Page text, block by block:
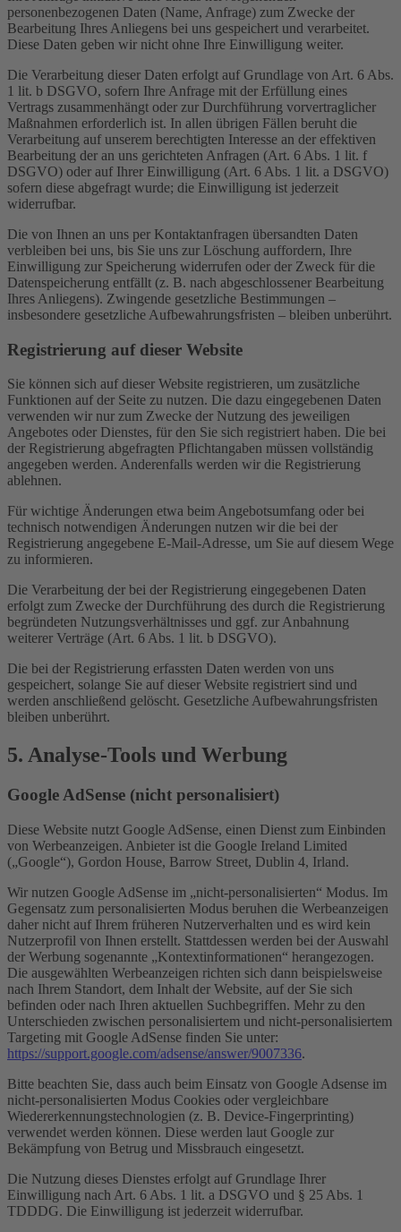
personenbezogenen Daten (Name, Anfrage) zum Zwecke der
Bearbeitung Ihres Anliegens bei uns gespeichert und verarbeitet.
Diese Daten geben wir nicht ohne Ihre Einwilligung weiter.
Die Verarbeitung dieser Daten erfolgt auf Grundlage von Art. 6 Abs.
1 lit. b DSGVO, sofern Ihre Anfrage mit der Erfüllung eines
Vertrags zusammenhängt oder zur Durchführung vorvertraglicher
Maßnahmen erforderlich ist. In allen übrigen Fällen beruht die
Verarbeitung auf unserem berechtigten Interesse an der effektiven
Bearbeitung der an uns gerichteten Anfragen (Art. 6 Abs. 1 lit. f
DSGVO) oder auf Ihrer Einwilligung (Art. 6 Abs. 1 lit. a DSGVO)
sofern diese abgefragt wurde; die Einwilligung ist jederzeit
widerrufbar.
Die von Ihnen an uns per Kontaktanfragen übersandten Daten
verbleiben bei uns, bis Sie uns zur Löschung auffordern, Ihre
Einwilligung zur Speicherung widerrufen oder der Zweck für die
Datenspeicherung entfällt (z. B. nach abgeschlossener Bearbeitung
Ihres Anliegens). Zwingende gesetzliche Bestimmungen –
insbesondere gesetzliche Aufbewahrungsfristen – bleiben unberührt.
Registrierung auf dieser Website
Sie können sich auf dieser Website registrieren, um zusätzliche
Funktionen auf der Seite zu nutzen. Die dazu eingegebenen Daten
verwenden wir nur zum Zwecke der Nutzung des jeweiligen
Angebotes oder Dienstes, für den Sie sich registriert haben. Die bei
der Registrierung abgefragten Pflichtangaben müssen vollständig
angegeben werden. Anderenfalls werden wir die Registrierung
ablehnen.
Für wichtige Änderungen etwa beim Angebotsumfang oder bei
technisch notwendigen Änderungen nutzen wir die bei der
Registrierung angegebene E-Mail-Adresse, um Sie auf diesem Wege
zu informieren.
Die Verarbeitung der bei der Registrierung eingegebenen Daten
erfolgt zum Zwecke der Durchführung des durch die Registrierung
begründeten Nutzungsverhältnisses und ggf. zur Anbahnung
weiterer Verträge (Art. 6 Abs. 1 lit. b DSGVO).
Die bei der Registrierung erfassten Daten werden von uns
gespeichert, solange Sie auf dieser Website registriert sind und
werden anschließend gelöscht. Gesetzliche Aufbewahrungsfristen
bleiben unberührt.
5. Analyse-Tools und Werbung
Google AdSense (nicht personalisiert)
Diese Website nutzt Google AdSense, einen Dienst zum Einbinden
von Werbeanzeigen. Anbieter ist die Google Ireland Limited
(„Google“), Gordon House, Barrow Street, Dublin 4, Irland.
Wir nutzen Google AdSense im „nicht-personalisierten“ Modus. Im
Gegensatz zum personalisierten Modus beruhen die Werbeanzeigen
daher nicht auf Ihrem früheren Nutzerverhalten und es wird kein
Nutzerprofil von Ihnen erstellt. Stattdessen werden bei der Auswahl
der Werbung sogenannte „Kontextinformationen“ herangezogen.
Die ausgewählten Werbeanzeigen richten sich dann beispielsweise
nach Ihrem Standort, dem Inhalt der Website, auf der Sie sich
befinden oder nach Ihren aktuellen Suchbegriffen. Mehr zu den
Unterschieden zwischen personalisiertem und nicht-personalisiertem
Targeting mit Google AdSense finden Sie unter:
https://support.google.com/adsense/answer/9007336.
Bitte beachten Sie, dass auch beim Einsatz von Google Adsense im
nicht-personalisierten Modus Cookies oder vergleichbare
Wiedererkennungstechnologien (z. B. Device-Fingerprinting)
verwendet werden können. Diese werden laut Google zur
Bekämpfung von Betrug und Missbrauch eingesetzt.
Die Nutzung dieses Dienstes erfolgt auf Grundlage Ihrer
Einwilligung nach Art. 6 Abs. 1 lit. a DSGVO und § 25 Abs. 1
TDDDG. Die Einwilligung ist jederzeit widerrufbar.